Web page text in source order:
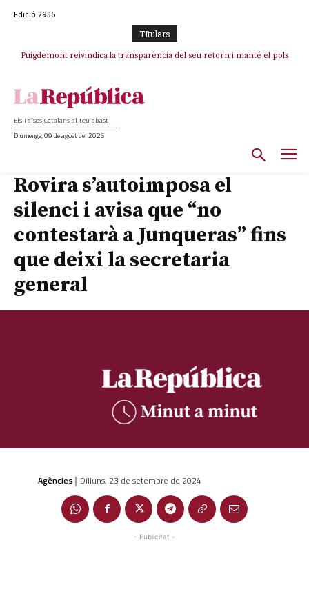
Edició 2936
TItulars
Puigdemont reivindica la transparència del seu retorn i manté el pols
Els Països Catalans al teu abast
Diumenge, 09 de agost del 2026
Rovira s’autoimposa el
silenci i avisa que “no
contestarà a Junqueras” fins
que deixi la secretaria
general
Agències | Dilluns, 23 de setembre de 2024
- Publicitat -